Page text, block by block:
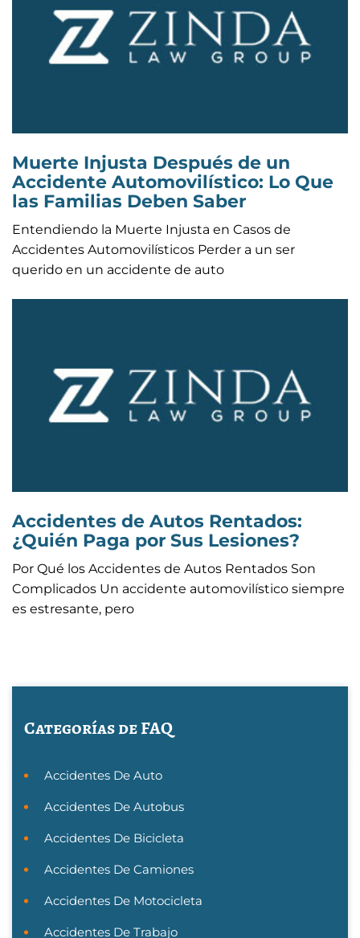
Muerte Injusta Después de un
Accidente Automovilístico: Lo Que
las Familias Deben Saber
Entendiendo la Muerte Injusta en Casos de
Accidentes Automovilísticos Perder a un ser
querido en un accidente de auto
Accidentes de Autos Rentados:
¿Quién Paga por Sus Lesiones?
Por Qué los Accidentes de Autos Rentados Son
Complicados Un accidente automovilístico siempre
es estresante, pero
Categorías de FAQ
Accidentes De Auto
Accidentes De Autobus
Accidentes De Bicicleta
Accidentes De Camiones
Accidentes De Motocicleta
Accidentes De Trabajo